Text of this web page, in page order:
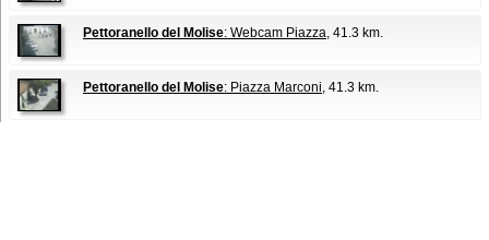
Pettoranello del Molise: Webcam Piazza, 41.3 km.
Pettoranello del Molise: Piazza Marconi, 41.3 km.